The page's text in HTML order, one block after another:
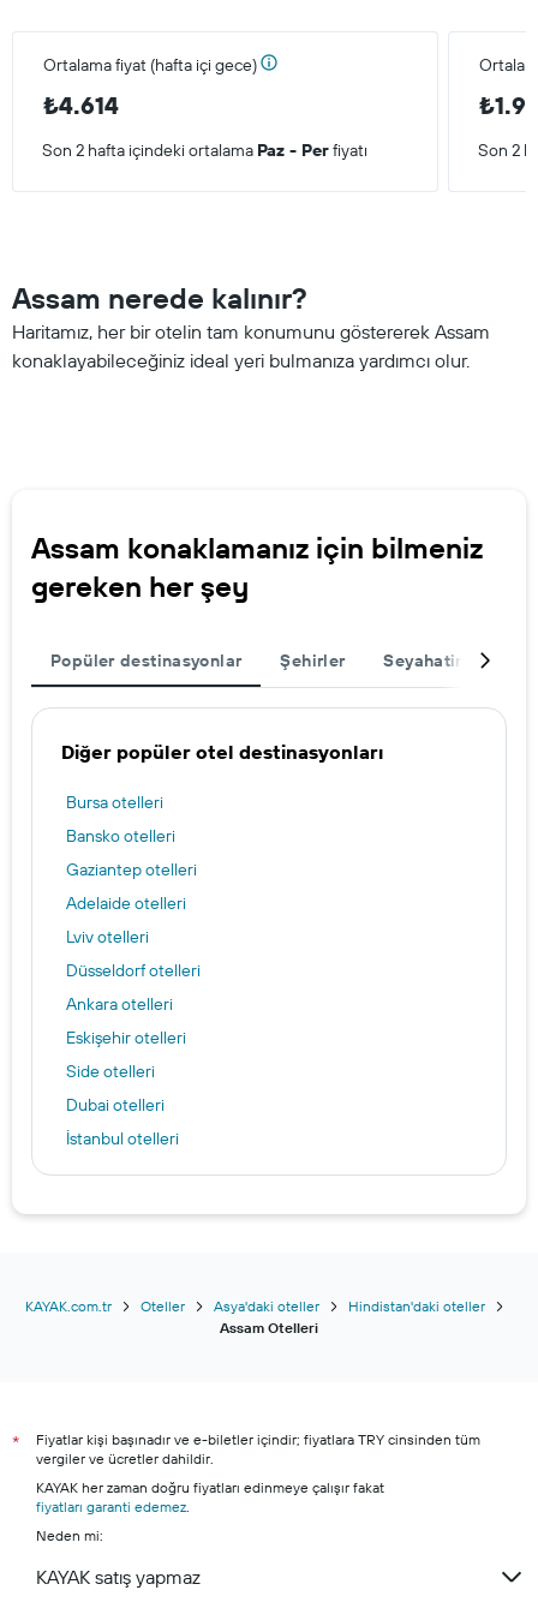
Ortalama fiyat (hafta içi gece)
₺4.614
Son 2 hafta içindeki ortalama Paz - Perfiyatı Son 2
Assam nerede kalınır?
Haritamız, her bir otelin tam konumunu göstererek Assam
konaklayabileceğiniz ideal yeri bulmanıza yardımcı olur.
Assam konaklamanız için bilmeniz
gereken her şey
Popüler destinasyonlar Şehirler Seyahatinizi
Diğer popüler otel destinasyonları
Bursa otelleri
Bansko otelleri
Gaziantep otelleri
Adelaide otelleri
Lviv otelleri
Düsseldorf otelleri
Ankara otelleri
Eskişehir otelleri
Side otelleri
Dubai otelleri
İstanbul otelleri
Viyana otelleri
Trabzon otelleri
Alanya otelleri
Marmaris otelleri
Kuşadası otelleri
Çeşme otelleri
KAYAK.com.tr Oteller Asya'daki oteller
Hindistan'daki oteller
Assam Otelleri
*
Fiyatlar kişi başınadır ve e-biletler içindir; fiyatlara TRY cinsinden tüm
vergiler ve ücretler dahildir.
KAYAK her zaman doğru fiyatları edinmeye çalışır fakat
fiyatları garanti edemez.
Neden mi:
KAYAK satış yapmaz